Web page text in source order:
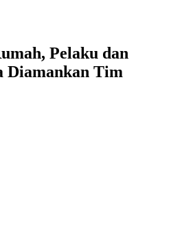
Pelaku dan
Diamankan Tim